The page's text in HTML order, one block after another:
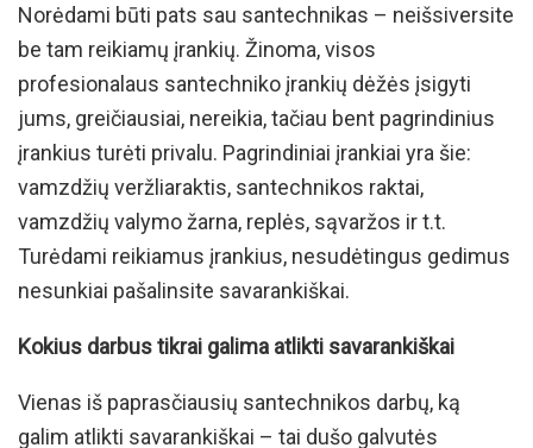
Norėdami būti pats sau santechnikas – neišsiversite
be tam reikiamų įrankių. Žinoma, visos
profesionalaus santechniko įrankių dėžės įsigyti
jums, greičiausiai, nereikia, tačiau bent pagrindinius
įrankius turėti privalu. Pagrindiniai įrankiai yra šie:
vamzdžių veržliaraktis, santechnikos raktai,
vamzdžių valymo žarna, replės, sąvaržos ir t.t.
Turėdami reikiamus įrankius, nesudėtingus gedimus
nesunkiai pašalinsite savarankiškai.
Kokius darbus tikrai galima atlikti savarankiškai
Vienas iš paprasčiausių santechnikos darbų, ką
galim atlikti savarankiškai – tai dušo galvutės